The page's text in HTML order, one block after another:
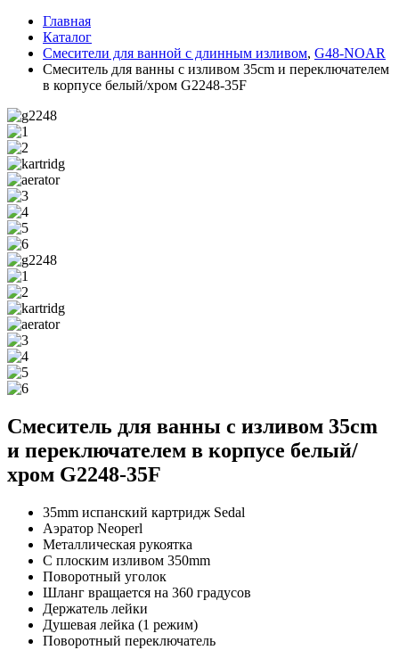
Главная
Каталог
Смесители для ванной с длинным изливом, G48-NOAR
Смеситель для ванны с изливом 35cm и переключателем
в корпусе белый/хром G2248-35F
Смеситель для ванны с изливом 35cm
и переключателем в корпусе белый/
хром G2248-35F
35mm испанский картридж Sedal
Аэратор Neoperl
Металлическая рукоятка
С плоским изливом 350mm
Поворотный уголок
Шланг вращается на 360 градусов
Держатель лейки
Душевая лейка (1 режим)
Поворотный переключатель